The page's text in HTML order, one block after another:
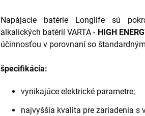
Napájacie batérie Longlife sú
alkalických batérií VARTA - HIGH
účinnosťou v porovnaní so
špecifikácia:
vynikajúce elektrické parametre;
najvyššia kvalita pre zariadenia s